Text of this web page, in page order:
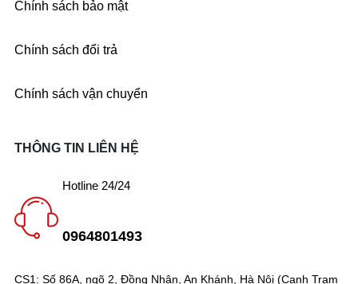
Chính sách bảo mật
Chính sách đổi trả
Chính sách vận chuyển
CS1: Số 86A, ngõ 2, Đồng Nhân, An Khánh, Hà Nội (Cạnh Trạm
THÔNG TIN LIÊN HỆ
Hotline 24/24
0964801493